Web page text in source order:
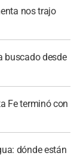
nos trajo
buscado desde
Fe terminó con
dónde están